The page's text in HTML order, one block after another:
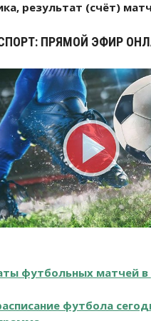
результат (счёт)
СПОРТ: ПРЯМОЙ ЭФИР
футбольных матчей
футбола